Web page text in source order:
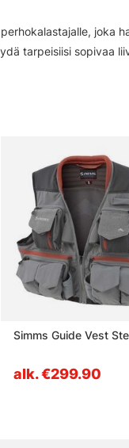
joka
tarpeisiisi sopivaa
Simms Guide Vest
alk. €299.90